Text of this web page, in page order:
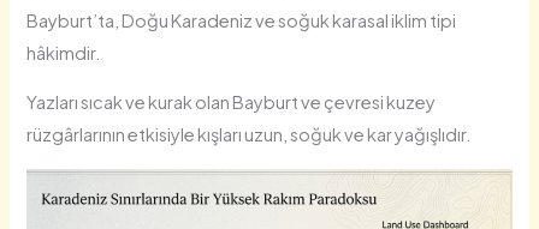
Bayburt’ta, Doğu Karadeniz ve soğuk karasal iklim tipi
hâkimdir.
Yazları sıcak ve kurak olan Bayburt ve çevresi kuzey
rüzgârlarının etkisiyle kışları uzun, soğuk ve kar yağışlıdır.